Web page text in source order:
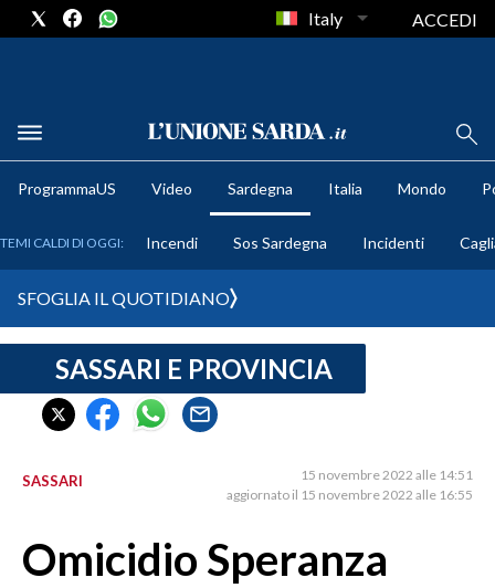
METEO
CRONACA SARDEGNA
CAGLIARI
SULCIS IGLESIENTE
SASSARI E PROVINCIA
Italy ACCEDI
ProgrammaUS Video Sardegna Italia Mondo
TEMI CALDI DI OGGI: Incendi Sos Sardegna Incidenti
SFOGLIA IL QUOTIDIANO
SASSARI E PROVINCIA
SASSARI
15 novembre 2022 alle 14:51
aggiornato il 15 novembre 2022 alle 16:55
Omicidio Speranza